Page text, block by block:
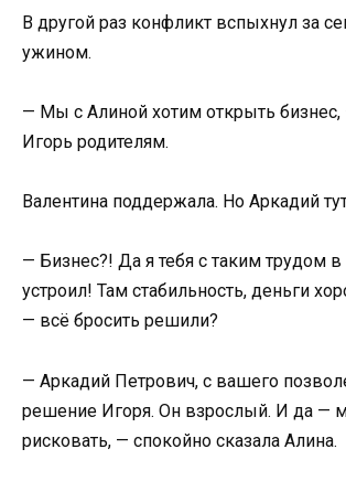
В другой раз конфликт вспыхнул за
ужином.
— Мы с Алиной хотим открыть
Игорь родителям.
Валентина поддержала. Но Аркадий
— Бизнес?! Да я тебя с таким трудом
устроил! Там стабильность, деньги
— всё бросить решили?
— Аркадий Петрович, с вашего
решение Игоря. Он взрослый. И да —
рисковать, — спокойно сказала Алина.